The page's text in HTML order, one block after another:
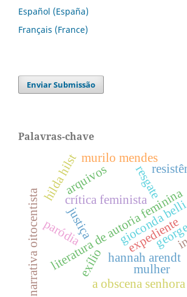
Español (España)
Français (France)
Enviar Submissão
Palavras-chave
expediente
gioconda
hannah arendt
literatura de autoria feminina
crítica feminista
narrativa oitocentista mulher
hilda hilst
a obscena senhora
resgate
justiça
paródia
exílio
murilo mendes
arquivos